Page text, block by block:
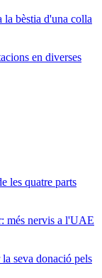
bèstia d'una colla
en diverses
les quatre parts
més nervis a l'UAE
seva donació pels